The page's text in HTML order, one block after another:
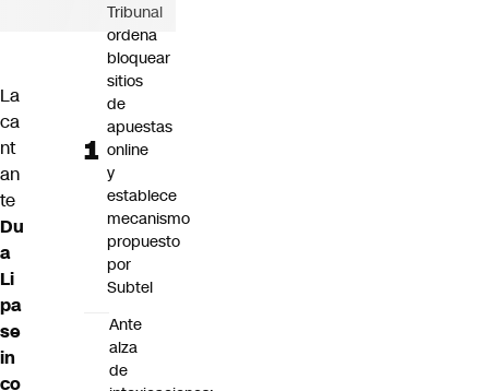
La
ca
nt
an
te
Du
a
Li
pa
se
in
co
Tribunal
ordena
bloquear
sitios
de
apuestas
online
y
establece
mecanismo
propuesto
por
Subtel
Ante
alza
de